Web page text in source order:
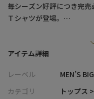
毎シーズン好評につき完
Ｔシャツが登場。
今季は背中にインパクトの
フィックになっています。
ザーのワンポイント刺繍
アイテム詳細
レーベル
MEN’S
カテゴリ
トップス